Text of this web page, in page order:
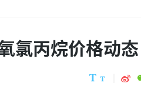
氯丙烷价格动态